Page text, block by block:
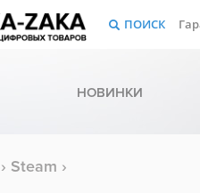
ПОИСК
НОВИНКИ
› Steam ›